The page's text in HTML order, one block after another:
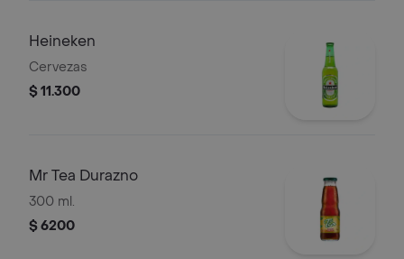
Heineken
Cervezas
$ 11.300
Mr Tea Durazno
300 ml.
$ 6200